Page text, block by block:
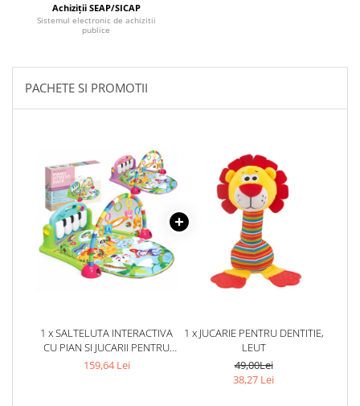
Achiziții SEAP/SICAP
Sistemul electronic de achizitii
publice
PACHETE SI PROMOTII
1 x SALTELUTA INTERACTIVA
CU PIAN SI JUCARII PENTRU
BEBELUSI
159,64 Lei
1 x JUCARIE PENTRU DENTITIE,
LEUT
49,00Lei
38,27 Lei